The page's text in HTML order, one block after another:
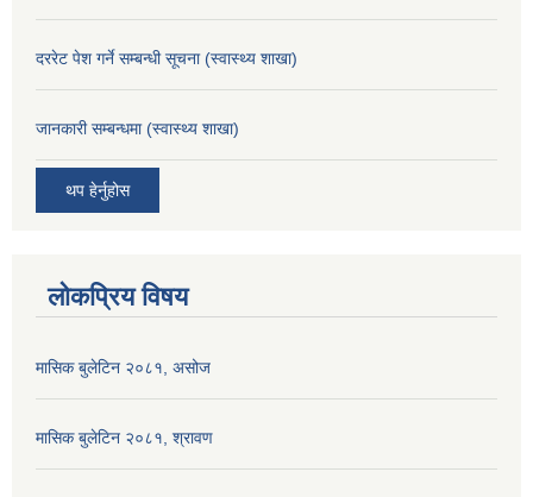
दररेट पेश गर्ने सम्बन्धी सूचना (स्वास्थ्य शाखा)
जानकारी सम्बन्धमा (स्वास्थ्य शाखा)
थप हेर्नुहोस
लोकप्रिय विषय
मासिक बुलेटिन २०८१, असोज
मासिक बुलेटिन २०८१, श्रावण